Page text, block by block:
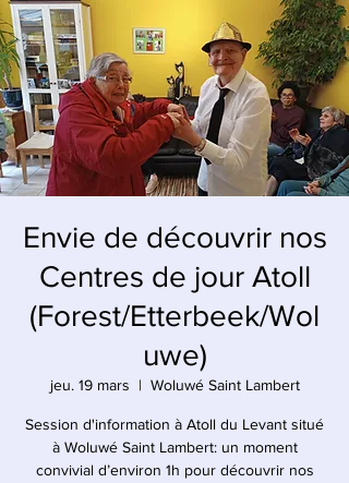
Envie de découvrir nos
Centres de jour Atoll
(Forest/Etterbeek/Wol
uwe)
jeu. 19 mars
  |
Woluwé Saint Lambert
Session d'information à Atoll du Levant situé
à Woluwé Saint Lambert: un moment
convivial d’environ 1h pour découvrir nos